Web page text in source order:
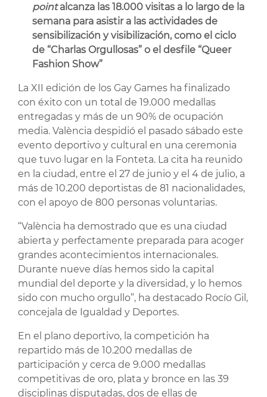
pointalcanza las 18.000 visitas a lo largo de la
semana para asistir a las actividades de
sensibilización y visibilización, como el ciclo
de “Charlas Orgullosas” o el desfile “Queer
Fashion Show”
La XII edición de los Gay Games ha finalizado
con éxito con un total de 19.000 medallas
entregadas y más de un 90% de ocupación
media. València despidió el pasado sábado este
evento deportivo y cultural en una ceremonia
que tuvo lugar en la Fonteta. La cita ha reunido
en la ciudad, entre el 27 de junio y el 4 de julio, a
más de 10.200 deportistas de 81 nacionalidades,
con el apoyo de 800 personas voluntarias.
“València ha demostrado que es una ciudad
abierta y perfectamente preparada para acoger
grandes acontecimientos internacionales.
Durante nueve días hemos sido la capital
mundial del deporte y la diversidad, y lo hemos
sido con mucho orgullo”, ha destacado Rocío Gil,
concejala de Igualdad y Deportes.
En el plano deportivo, la competición ha
repartido más de 10.200 medallas de
participación y cerca de 9.000 medallas
competitivas de oro, plata y bronce en las 39
disciplinas disputadas, dos de ellas de